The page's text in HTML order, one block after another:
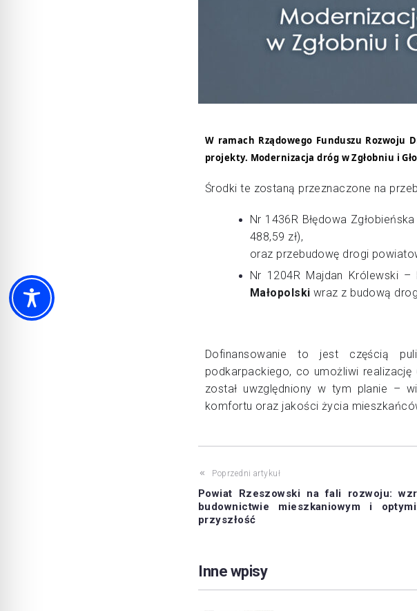
W ramach Rządowego Funduszu Rozwoju
projekty. Modernizacja dróg w Zgłobniu i
Środki te zostaną przeznaczone na
Nr 1436R Błędowa
488,59 zł),
oraz przebudowę drogi
Nr 1204R Majdan Królewski
Małopolski wraz z budową
Dofinansowanie to jest częścią
podkarpackiego, co umożliwi
został uwzględniony w tym planie –
komfortu oraz jakości życia
Poprzedni artykuł
Powiat Rzeszowski na fali rozwoju:
budownictwie mieszkaniowym i
przyszłość
Inne wpisy